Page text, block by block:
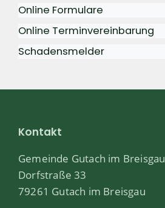
Online Formulare
Online Terminvereinbarung
Schadensmelder
Kontakt
Gemeinde Gutach im Breisgau
Dorfstraße 33
79261 Gutach im Breisgau